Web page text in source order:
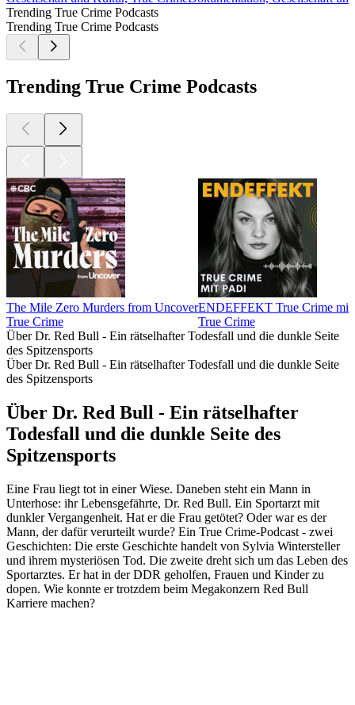
Trending True Crime Podcasts
Trending True Crime Podcasts
Trending True Crime Podcasts
The Mile Zero Murders from Uncover
True Crime
ENDEFFEKT True Crime mit
True Crime
Über Dr. Red Bull - Ein rätselhafter Todesfall und die dunkle Seite
des Spitzensports
Über Dr. Red Bull - Ein rätselhafter Todesfall und die dunkle Seite
des Spitzensports
Über Dr. Red Bull - Ein rätselhafter
Todesfall und die dunkle Seite des
Spitzensports
Eine Frau liegt tot in einer Wiese. Daneben steht ein Mann in
Unterhose: ihr Lebensgefährte, Dr. Red Bull. Ein Sportarzt mit
dunkler Vergangenheit. Hat er die Frau getötet? Oder war es der
Mann, der dafür verurteilt wurde? Ein True Crime-Podcast - zwei
Geschichten: Die erste Geschichte handelt von Sylvia Wintersteller
und ihrem mysteriösen Tod. Die zweite dreht sich um das Leben des
Sportarztes. Er hat in der DDR geholfen, Frauen und Kinder zu
dopen. Wie konnte er trotzdem beim Megakonzern Red Bull
Karriere machen?